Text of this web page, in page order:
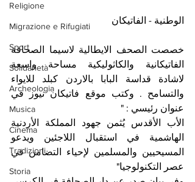
Religione
Migrazione e Rifugiati
Sport
Solidarietà
Archeologia
Musica
Cinema
Tradizioni
Storia
الوطنية - الفاتيكان
خصصت الصحف الايطالية لاسيما الصحافة
الفاتيكانية والكاثوليكية مساحة واسعة
والتسامح . وكتب موقع فاتيكان نيوز في
عنوان رئيسي : "
المسيحيين والمسلمين لإحياء التضامن في
عصر التكنولوجيا"